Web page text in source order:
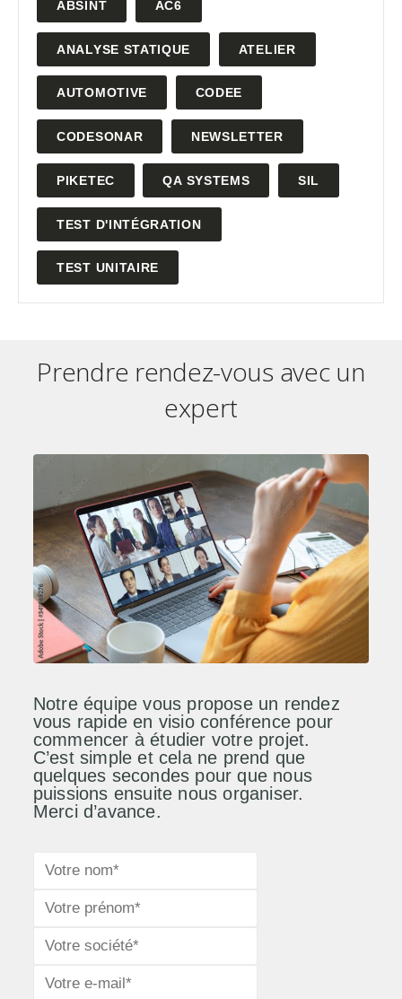
ABSINT AC6
ANALYSE STATIQUE ATELIER
AUTOMOTIVE CODEE
CODESONAR NEWSLETTER
PIKETEC QA SYSTEMS SIL
TEST D'INTÉGRATION
TEST UNITAIRE
Prendre rendez-vous avec un
expert
Notre équipe vous propose un rendez
vous rapide en visio conférence pour
commencer à étudier votre projet.
C’est simple et cela ne prend que
quelques secondes pour que nous
puissions ensuite nous organiser.
Merci d’avance.